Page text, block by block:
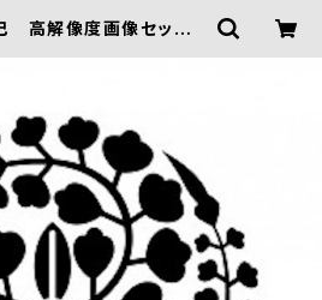
高解像度画像セット |